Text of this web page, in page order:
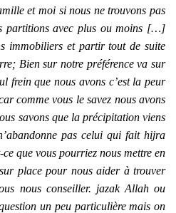
et moi si nous ne trouvons pas
partitions avec plus ou moins […]
immobiliers et partir tout de suite
Bien sur notre préférence va sur
frein que nous avons c’est la peur
comme vous le savez nous avons
savons que la précipitation viens
pas celui qui fait hijra
que vous pourriez nous mettre en
place pour nous aider à trouver
nous conseiller. jazak Allah ou
un peu particulière mais on